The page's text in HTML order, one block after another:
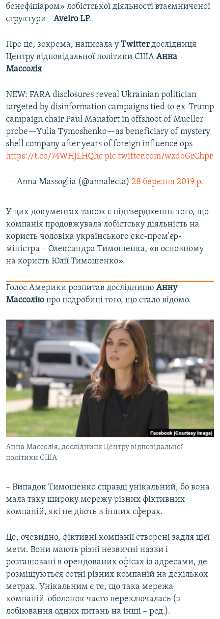
бенефіціаром» лобістської діяльності втаємниченої
структури - Aveiro LP.
Про це, зокрема, написала у Twitterдослідниця
Центру відповідальної політики США Анна
Массолія
NEW: FARA disclosures reveal Ukrainian politician
targeted by disinformation campaigns tied to ex-Trump
campaign chair Paul Manafort in offshoot of Mueller
probe—Yulia Tymoshenko—as beneficiary of mystery
shell company after years of foreign influence ops
https://t.co/74WHJLHQhc pic.twitter.com/wzdoGrChpr
— Anna Massoglia (@annalecta) 28 березня 2019 р.
У цих документах також є підтвердження того, що
компанія продовжувала лобістську діяльність на
користь чоловіка українського екс-прем'єр-
міністра – Олександра Тимошенка, «в основному
на користь Юлії Тимошенко».
Голос Америки розпитав дослідницю Анну
Массолію про подробиці того, що стало відомо.
Анна Массолія, дослідниця Центру відповідальної
політики США
– Випадок Тимошенко справді унікальний, бо вона
мала таку широку мережу різних фіктивних
компаній, які не діють в інших сферах.
Це, очевидно, фіктивні компанії створені задля цієї
мети. Вони мають різні незвичні назви і
розташовані в орендованих офісах із адресами, де
розміщуються сотні різних компаній на декількох
метрах. Унікальним є те, що така мережа
компаній-оболонок часто переключалась (з
лобіювання одних питань на інші – ред.).